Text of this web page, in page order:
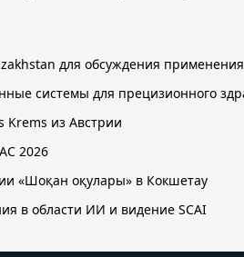
для обсуждения
системы для прецизионного
Krems из Австрии
2026
«Шоқан оқулары» в Кокшетау
в области ИИ и видение SCAI